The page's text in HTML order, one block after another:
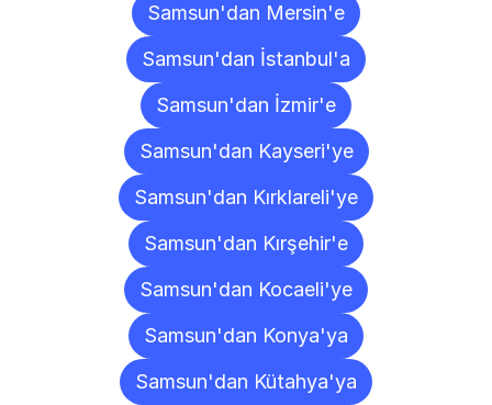
Samsun'dan Mersin'e
Samsun'dan İstanbul'a
Samsun'dan İzmir'e
Samsun'dan Kayseri'ye
Samsun'dan Kırklareli'ye
Samsun'dan Kırşehir'e
Samsun'dan Kocaeli'ye
Samsun'dan Konya'ya
Samsun'dan Kütahya'ya